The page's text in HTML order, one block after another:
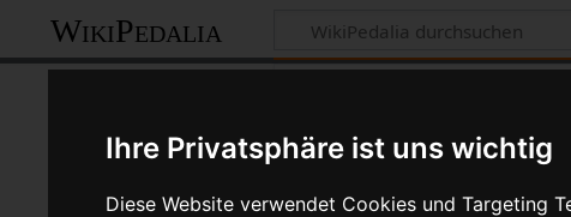
Ihre Privatsphäre ist uns wichtig
Diese Website verwendet Cookies und Targeting
WikiPedalia